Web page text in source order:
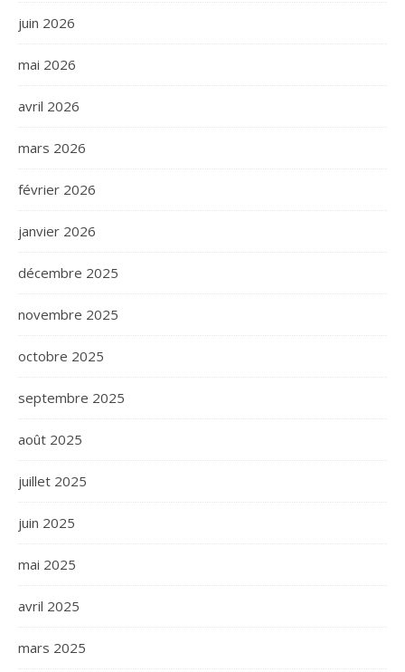
juin 2026
mai 2026
avril 2026
mars 2026
février 2026
janvier 2026
décembre 2025
novembre 2025
octobre 2025
septembre 2025
août 2025
juillet 2025
juin 2025
mai 2025
avril 2025
mars 2025